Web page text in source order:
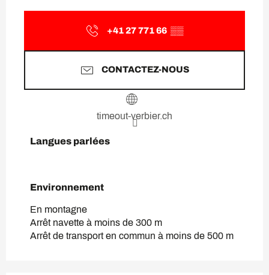
+41 27 771 66 ▒▒
CONTACTEZ-NOUS
timeout-verbier.ch
Langues parlées
Langues parlées
Environnement
Environnement
En montagne
Arrêt navette à moins de 300 m
Arrêt de transport en commun à moins de 500 m